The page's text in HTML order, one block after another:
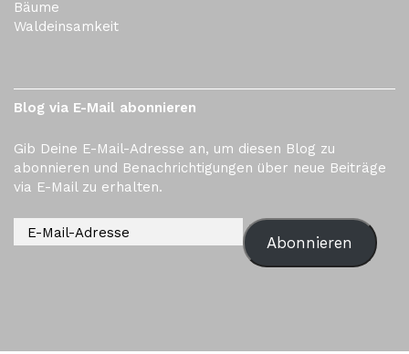
Bäume
Waldeinsamkeit
Blog via E-Mail abonnieren
Gib Deine E-Mail-Adresse an, um diesen Blog zu
abonnieren und Benachrichtigungen über neue Beiträge
via E-Mail zu erhalten.
Abonnieren